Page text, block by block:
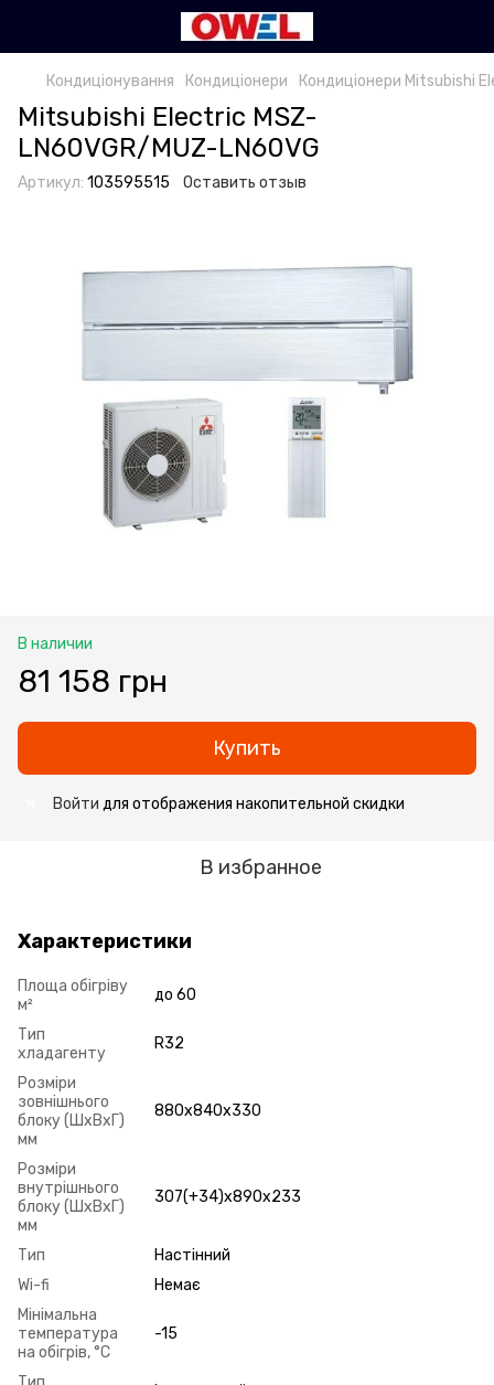
Кондиціонування Кондиціонери Кондиціонери Mitsubishi
Mitsubishi Electric MSZ-
LN60VGR/MUZ-LN60VG
Артикул: 103595515 Оставить отзыв
В наличии
81 158 грн
Купить
Войти для отображения накопительной скидки
В избранное
Характеристики
Площа обігріву
м²
до 60
Тип
хладагенту
R32
Розміри
зовнішнього
блоку (ШxВxГ)
мм
880x840x330
Розміри
внутрішнього
блоку (ШxВxГ)
мм
307(+34)x890x233
Тип
Настінний
Wi-fi
Немає
Мінімальна
температура
на обігрів, °C
-15